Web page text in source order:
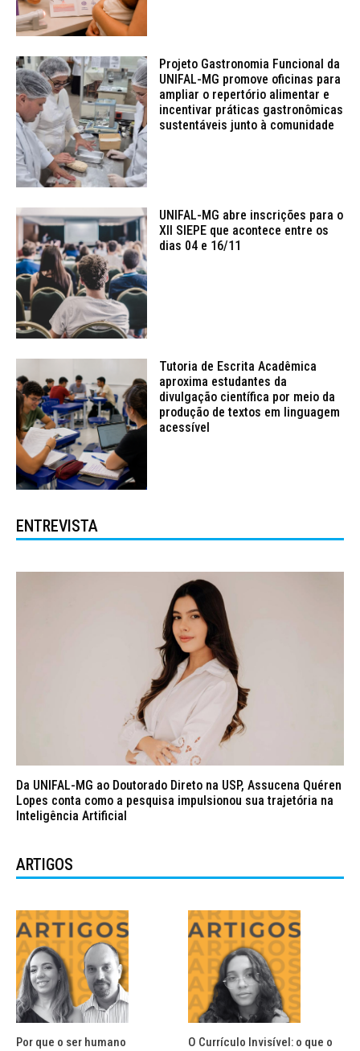
Projeto Gastronomia Funcional da
UNIFAL-MG promove oficinas para
ampliar o repertório alimentar e
incentivar práticas gastronômicas
sustentáveis junto à comunidade
UNIFAL-MG abre inscrições para o
XII SIEPE que acontece entre os
dias 04 e 16/11
Tutoria de Escrita Acadêmica
aproxima estudantes da
divulgação científica por meio da
produção de textos em linguagem
acessível
ENTREVISTA
Da UNIFAL-MG ao Doutorado Direto na USP, Assucena Quéren
Lopes conta como a pesquisa impulsionou sua trajetória na
Inteligência Artificial
ARTIGOS
Por que o ser humano
O Currículo Invisível: o que o